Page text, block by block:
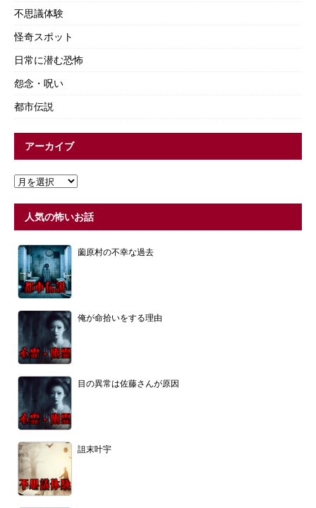
不思議体験
怪奇スポット
日常に潜む恐怖
怨念・呪い
都市伝説
アーカイブ
人気の怖いお話
薗原村の不幸な過去
俺が命拾いをする理由
目の異常は佐藤さんが原因
詛末叶宇